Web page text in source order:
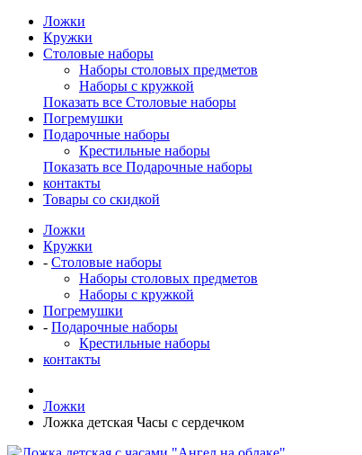
Ложки
Кружки
Столовые наборы
Наборы столовых предметов
Наборы с кружкой
Показать все Столовые наборы
Погремушки
Подарочные наборы
Крестильные наборы
Показать все Подарочные наборы
контакты
Товары со скидкой
Ложки
Кружки
- Столовые наборы
Наборы столовых предметов
Наборы с кружкой
Погремушки
- Подарочные наборы
Крестильные наборы
контакты
Ложки
Ложка детская Часы с сердечком